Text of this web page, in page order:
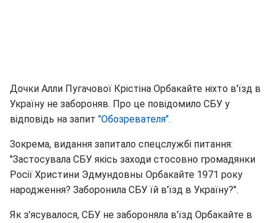
Дочки Алли Пугачової Крістіна Орбакайте ніхто в'їзд в
Україну не забороняв. Про це повідомило СБУ у
відповідь на запит "Обозревателя".
Зокрема, видання запитало спецслужбі питання:
"Застосувала СБУ якісь заходи стосовно громадянки
Росії Христини Эдмундовны Орбакайте 1971 року
народження? Заборонила СБУ їй в'їзд в Україну?".
Як з'ясувалося, СБУ не забороняла в'їзд Орбакайте в